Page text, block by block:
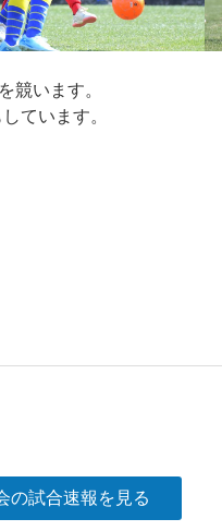
競います。
ています。
の試合速報を見る